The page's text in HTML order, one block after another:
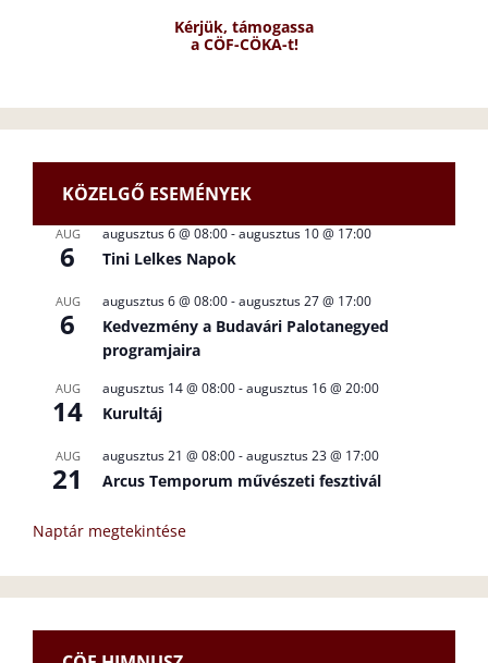
Kérjük, támogassa
a CÖF-CÖKA-t!
KÖZELGŐ ESEMÉNYEK
AUG
6
augusztus 6 @ 08:00-augusztus 10 @ 17:00
Tini Lelkes Napok
AUG
6
augusztus 6 @ 08:00-augusztus 27 @ 17:00
Kedvezmény a Budavári Palotanegyed
programjaira
AUG
14
augusztus 14 @ 08:00-augusztus 16 @ 20:00
Kurultáj
AUG
21
augusztus 21 @ 08:00-augusztus 23 @ 17:00
Arcus Temporum művészeti fesztivál
Naptár megtekintése